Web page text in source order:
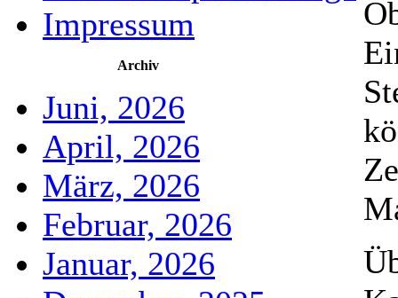
Impressum
Archiv
Juni, 2026
April, 2026
März, 2026
Februar, 2026
Januar, 2026